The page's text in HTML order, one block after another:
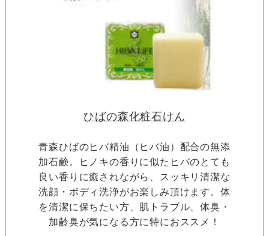
ひばの森化粧石けん
青森ひばのヒバ精油（ヒバ油）配合の無添
加石鹸。ヒノキの香りに似たヒバのとても
良い香りに癒されながら、スッキリ清潔な
洗顔・ボディ洗浄がお楽しみ頂けます。体
を清潔に保ちたい方、肌トラブル、体臭・
加齢臭が気になる方に特におススメ！